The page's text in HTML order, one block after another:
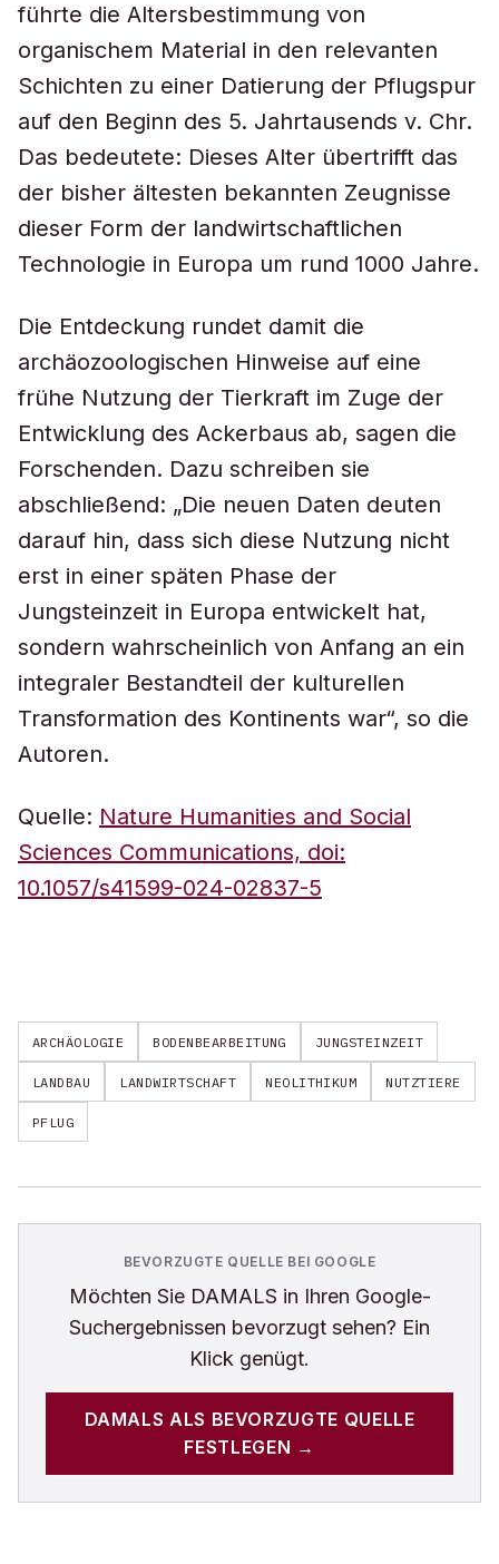
führte die Altersbestimmung von
organischem Material in den relevanten
Schichten zu einer Datierung der Pflugspur
auf den Beginn des 5. Jahrtausends v. Chr.
Das bedeutete: Dieses Alter übertrifft das
der bisher ältesten bekannten Zeugnisse
dieser Form der landwirtschaftlichen
Technologie in Europa um rund 1000 Jahre.
Die Entdeckung rundet damit die
archäozoologischen Hinweise auf eine
frühe Nutzung der Tierkraft im Zuge der
Entwicklung des Ackerbaus ab, sagen die
Forschenden. Dazu schreiben sie
abschließend: „Die neuen Daten deuten
darauf hin, dass sich diese Nutzung nicht
erst in einer späten Phase der
Jungsteinzeit in Europa entwickelt hat,
sondern wahrscheinlich von Anfang an ein
integraler Bestandteil der kulturellen
Transformation des Kontinents war“, so die
Autoren.
Quelle: Nature Humanities and Social
Sciences Communications, doi:
10.1057/s41599-024-02837-5
ARCHÄOLOGIE BODENBEARBEITUNG JUNGSTEINZEIT
LANDBAU LANDWIRTSCHAFT NEOLITHIKUM NUTZTIERE
PFLUG
BEVORZUGTE QUELLE BEI GOOGLE
Möchten Sie DAMALS in Ihren Google-
Suchergebnissen bevorzugt sehen? Ein
Klick genügt.
DAMALS ALS BEVORZUGTE QUELLE
FESTLEGEN →